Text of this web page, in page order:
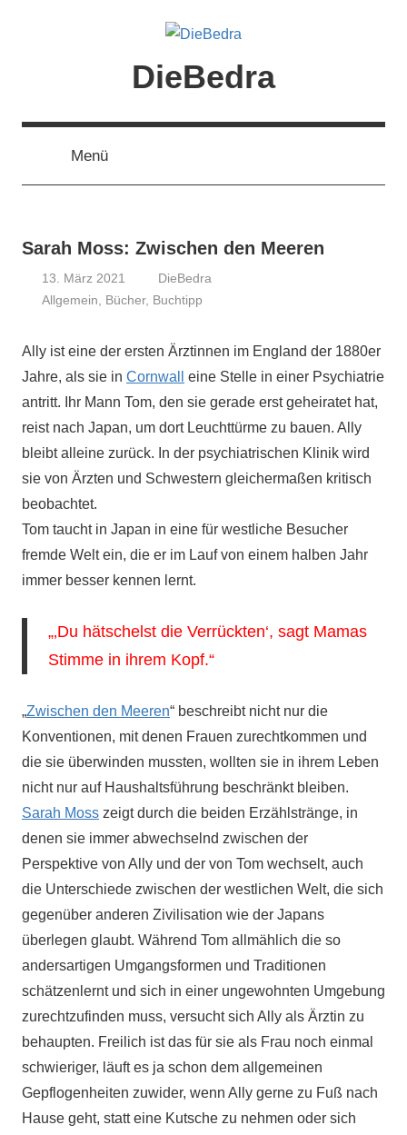
DieBedra
Menü
Sarah Moss: Zwischen den Meeren
13. März 2021
DieBedra
Allgemein
Bücher, Buchtipp
Ally ist eine der ersten Ärztinnen im England der 1880er
Jahre, als sie in Cornwall
eine Stelle in einer Psychiatrie
antritt. Ihr Mann Tom, den sie gerade erst geheiratet hat,
reist nach Japan, um dort Leuchttürme zu bauen. Ally
bleibt alleine zurück. In der psychiatrischen Klinik wird
sie von Ärzten und Schwestern gleichermaßen kritisch
beobachtet.
Tom taucht in Japan in eine für westliche Besucher
fremde Welt ein, die er im Lauf von einem halben Jahr
immer besser kennen lernt.
„‚Du hätschelst die Verrückten‘, sagt Mamas
Stimme in ihrem Kopf.“
„Zwischen den Meeren“ beschreibt nicht nur die
Konventionen, mit denen Frauen zurechtkommen und
die sie überwinden mussten, wollten sie in ihrem Leben
nicht nur auf Haushaltsführung beschränkt bleiben.
Sarah Moss zeigt durch die beiden Erzählstränge, in
denen sie immer abwechselnd zwischen der
Perspektive von Ally und der von Tom wechselt, auch
die Unterschiede zwischen der westlichen Welt, die sich
gegenüber anderen Zivilisation wie der Japans
überlegen glaubt. Während Tom allmählich die so
andersartigen Umgangsformen und Traditionen
schätzenlernt und sich in einer ungewohnten Umgebung
zurechtzufinden muss, versucht sich Ally als Ärztin zu
behaupten. Freilich ist das für sie als Frau noch einmal
schwieriger, läuft es ja schon dem allgemeinen
Gepflogenheiten zuwider, wenn Ally gerne zu Fuß nach
Hause geht, statt eine Kutsche zu nehmen oder sich